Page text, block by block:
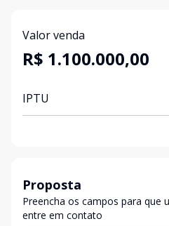
Valor venda
R$ 1.100.000,00
IPTU
Proposta
Preencha os campos para que
entre em contato